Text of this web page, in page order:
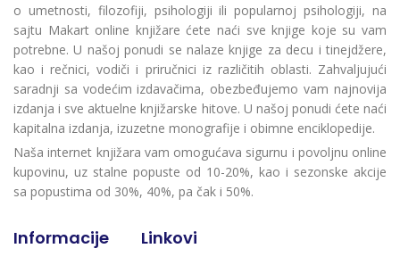
o umetnosti, filozofiji, psihologiji ili popularnoj psihologiji, na
sajtu Makart online knjižare ćete naći sve knjige koje su vam
potrebne. U našoj ponudi se nalaze knjige za decu i tinejdžere,
kao i rečnici, vodiči i priručnici iz različitih oblasti. Zahvaljujući
saradnji sa vodećim izdavačima, obezbeđujemo vam najnovija
izdanja i sve aktuelne knjižarske hitove. U našoj ponudi ćete naći
kapitalna izdanja, izuzetne monografije i obimne enciklopedije.
Naša internet knjižara vam omogućava sigurnu i povoljnu online
kupovinu, uz stalne popuste od 10-20%, kao i sezonske akcije
sa popustima od 30%, 40%, pa čak i 50%.
Informacije Linkovi